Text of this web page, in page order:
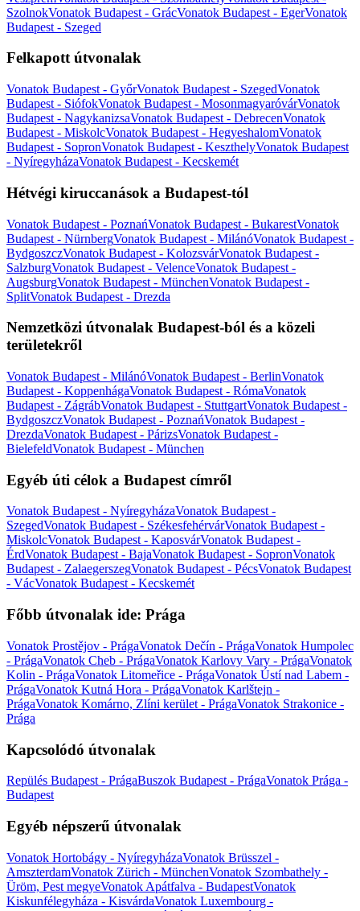
SzolnokVonatok Budapest - GrácVonatok Budapest - EgerVonatok
Budapest - Szeged
Felkapott útvonalak
Vonatok Budapest - GyőrVonatok Budapest - SzegedVonatok
Budapest - SiófokVonatok Budapest - MosonmagyaróvárVonatok
Budapest - NagykanizsaVonatok Budapest - DebrecenVonatok
Budapest - MiskolcVonatok Budapest - HegyeshalomVonatok
Budapest - SopronVonatok Budapest - KeszthelyVonatok Budapest
- NyíregyházaVonatok Budapest - Kecskemét
Hétvégi kiruccanások a Budapest-tól
Vonatok Budapest - PoznańVonatok Budapest - BukarestVonatok
Budapest - NürnbergVonatok Budapest - MilánóVonatok Budapest -
BydgoszczVonatok Budapest - KolozsvárVonatok Budapest -
SalzburgVonatok Budapest - VelenceVonatok Budapest -
AugsburgVonatok Budapest - MünchenVonatok Budapest -
SplitVonatok Budapest - Drezda
Nemzetközi útvonalak Budapest-ból és a közeli
területekről
Vonatok Budapest - MilánóVonatok Budapest - BerlinVonatok
Budapest - KoppenhágaVonatok Budapest - RómaVonatok
Budapest - ZágrábVonatok Budapest - StuttgartVonatok Budapest -
BydgoszczVonatok Budapest - PoznańVonatok Budapest -
DrezdaVonatok Budapest - PárizsVonatok Budapest -
BielefeldVonatok Budapest - München
Egyéb úti célok a Budapest címről
Vonatok Budapest - NyíregyházaVonatok Budapest -
SzegedVonatok Budapest - SzékesfehérvárVonatok Budapest -
MiskolcVonatok Budapest - KaposvárVonatok Budapest -
ÉrdVonatok Budapest - BajaVonatok Budapest - SopronVonatok
Budapest - ZalaegerszegVonatok Budapest - PécsVonatok Budapest
- VácVonatok Budapest - Kecskemét
Főbb útvonalak ide: Prága
Vonatok Prostějov - PrágaVonatok Dečín - PrágaVonatok Humpolec
- PrágaVonatok Cheb - PrágaVonatok Karlovy Vary - PrágaVonatok
Kolin - PrágaVonatok Litomeřice - PrágaVonatok Ústí nad Labem -
PrágaVonatok Kutná Hora - PrágaVonatok Karlštejn -
PrágaVonatok Komárno, Zlíni kerület - PrágaVonatok Strakonice -
Prága
Kapcsolódó útvonalak
Repülés Budapest - PrágaBuszok Budapest - PrágaVonatok Prága -
Budapest
Egyéb népszerű útvonalak
Vonatok Hortobágy - NyíregyházaVonatok Brüsszel -
AmszterdamVonatok Zürich - MünchenVonatok Szombathely -
Üröm, Pest megyeVonatok Apátfalva - BudapestVonatok
Kiskunfélegyháza - KisvárdaVonatok Luxembourg -